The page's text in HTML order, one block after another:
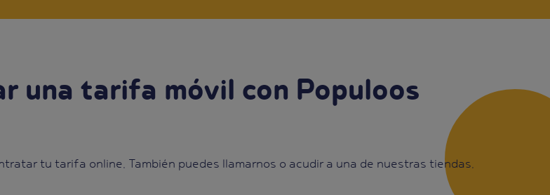
una tarifa móvil con Populoos
tu tarifa online. También puedes llamarnos o acudir a una de nuestras tiendas.